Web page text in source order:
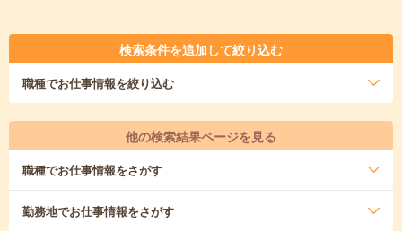
検索条件を追加して絞り込む
職種でお仕事情報を絞り込む
他の検索結果ページを見る
職種でお仕事情報をさがす
勤務地でお仕事情報をさがす